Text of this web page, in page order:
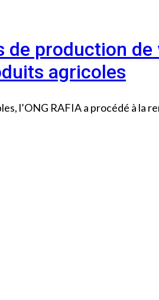
de production
agricoles
l’ONG RAFIA a procédé à la